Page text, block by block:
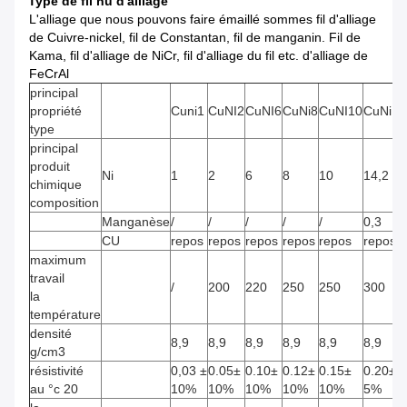
L'alliage que nous pouvons faire émaillé sommes fil d'alliage
de Cuivre-nickel, fil de Constantan, fil de manganin. Fil de
Kama, fil d'alliage de NiCr, fil d'alliage du fil etc. d'alliage de
FeCrAl
principal
propriété
type
Cuni1 CuNI2CuNI6CuNi8CuNI10CuNi14
principal
produit
chimique
composition
Ni 1 2 6 8 10 14,2
Manganèse/ / / / /
0,3
CU
repos repos repos repos repos
repos
maximum
travail
la
température
/ 200 220 250 250 300
densité
g/cm3
8,9 8,9 8,9 8,9 8,9
8,9
résistivité
au °c 20
0,03 ±
10%
0.05±
10%
0.10±
10%
0.12±
10%
0.15±
10%
0.20±
5%